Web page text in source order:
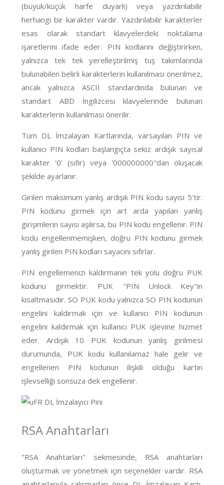
(büyük/küçük harfe duyarlı) veya yazdırılabilir
herhangi bir karakter vardır. Yazdırılabilir karakterler
esas olarak standart klavyelerdeki noktalama
işaretlerini ifade eder. PIN kodlarını değiştirirken,
yalnızca tek tek yerelleştirilmiş tuş takımlarında
bulunabilen belirli karakterlerin kullanılması önerilmez,
ancak yalnızca ASCII standardında bulunan ve
standart ABD İngilizcesi klavyelerinde bulunan
karakterlerin kullanılması önerilir.
Tüm DL İmzalayan Kartlarında, varsayılan PIN ve
kullanıcı PIN kodları başlangıçta sekiz ardışık sayısal
karakter '0' (sıfır) veya '000000000"dan oluşacak
şekilde ayarlanır.
Girilen maksimum yanlış ardışık PIN kodu sayısı 5'tir.
PIN kodunu girmek için art arda yapılan yanlış
girişimlerin sayısı aşılırsa, bu PIN kodu engellenir. PIN
kodu engellenmemişken, doğru PIN kodunu girmek
yanlış girilen PIN kodları sayacını sıfırlar.
PIN engellemenizi kaldırmanın tek yolu doğru PUK
kodunu girmektir. PUK "PIN Unlock Key"in
kısaltmasıdır. SO PUK kodu yalnızca SO PIN kodunun
engelini kaldırmak için ve kullanıcı PIN kodunun
engelini kaldırmak için kullanıcı PUK işlevine hizmet
eder. Ardışık 10 PUK kodunun yanlış girilmesi
durumunda, PUK kodu kullanılamaz hale gelir ve
engellenen PIN kodunun ilişkili olduğu kartın
işlevselliği sonsuza dek engellenir.
RSA Anahtarları
"RSA Anahtarları" sekmesinde, RSA anahtarları
oluşturmak ve yönetmek için seçenekler vardır. RSA